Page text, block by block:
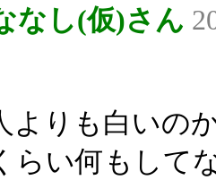
なし(仮)さん
よりも白いの
らい何もして